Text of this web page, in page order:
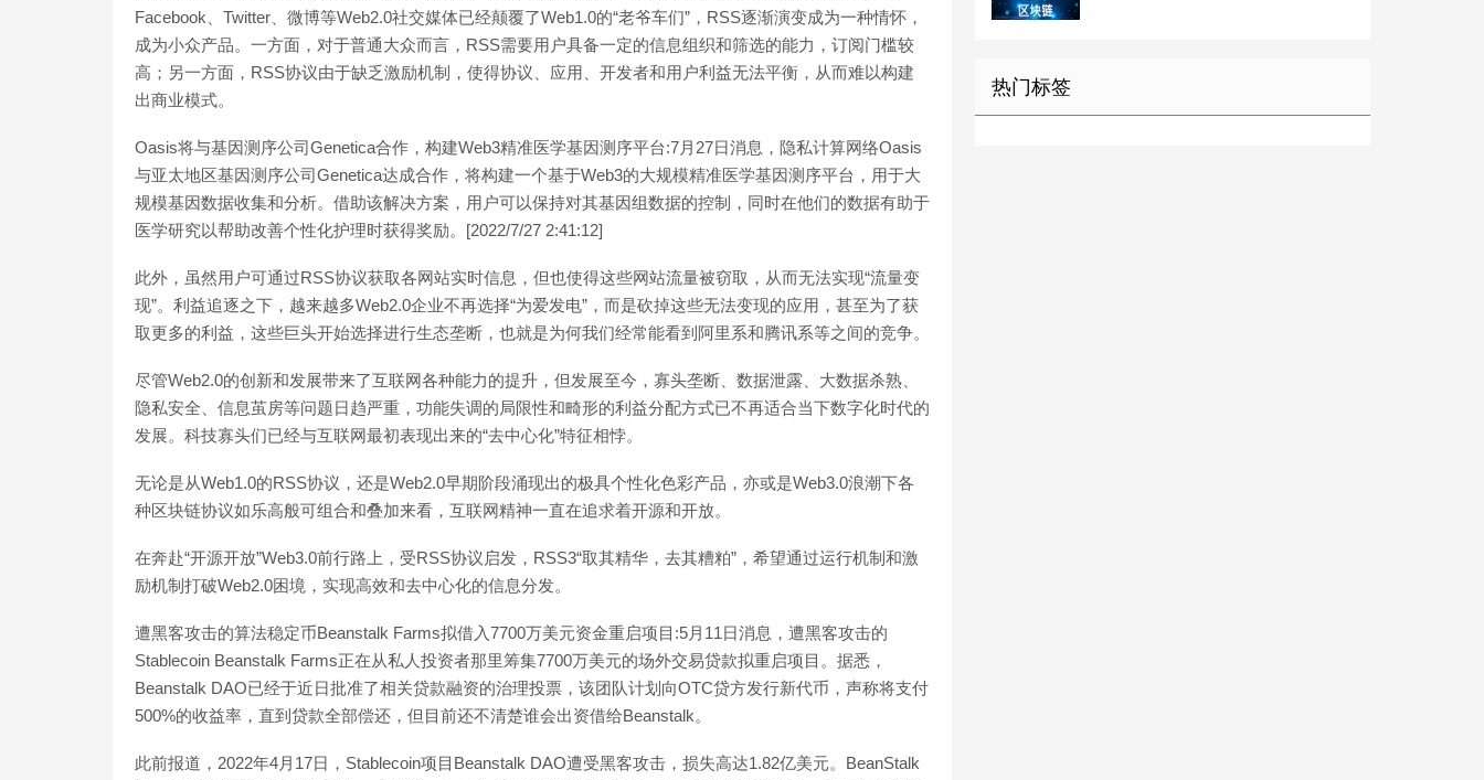
Facebook、Twitter、微博等Web2.0社交媒体已经颠覆了Web1.0的“老爷车们”，RSS逐渐演变成为一种情怀，
成为小众产品。一方面，对于普通大众而言，RSS需要用户具备一定的信息组织和筛选的能力，订阅门槛较
高；另一方面，RSS协议由于缺乏激励机制，使得协议、应用、开发者和用户利益无法平衡，从而难以构建
出商业模式。
Oasis将与基因测序公司Genetica合作，构建Web3精准医学基因测序平台:7月27日消息，隐私计算网络Oasis
与亚太地区基因测序公司Genetica达成合作，将构建一个基于Web3的大规模精准医学基因测序平台，用于大
规模基因数据收集和分析。借助该解决方案，用户可以保持对其基因组数据的控制，同时在他们的数据有助于
医学研究以帮助改善个性化护理时获得奖励。[2022/7/27 2:41:12]
此外，虽然用户可通过RSS协议获取各网站实时信息，但也使得这些网站流量被窃取，从而无法实现“流量变
现”。利益追逐之下，越来越多Web2.0企业不再选择“为爱发电”，而是砍掉这些无法变现的应用，甚至为了获
取更多的利益，这些巨头开始选择进行生态垄断，也就是为何我们经常能看到阿里系和腾讯系等之间的竞争。
尽管Web2.0的创新和发展带来了互联网各种能力的提升，但发展至今，寡头垄断、数据泄露、大数据杀熟、
隐私安全、信息茧房等问题日趋严重，功能失调的局限性和畸形的利益分配方式已不再适合当下数字化时代的
发展。科技寡头们已经与互联网最初表现出来的“去中心化”特征相悖。
无论是从Web1.0的RSS协议，还是Web2.0早期阶段涌现出的极具个性化色彩产品，亦或是Web3.0浪潮下各
种区块链协议如乐高般可组合和叠加来看，互联网精神一直在追求着开源和开放。
在奔赴“开源开放”Web3.0前行路上，受RSS协议启发，RSS3“取其精华，去其糟粕”，希望通过运行机制和激
励机制打破Web2.0困境，实现高效和去中心化的信息分发。
遭黑客攻击的算法稳定币Beanstalk Farms拟借入7700万美元资金重启项目:5月11日消息，遭黑客攻击的
Stablecoin Beanstalk Farms正在从私人投资者那里筹集7700万美元的场外交易贷款拟重启项目。据悉，
Beanstalk DAO已经于近日批准了相关贷款融资的治理投票，该团队计划向OTC贷方发行新代币，声称将支付
500%的收益率，直到贷款全部偿还，但目前还不清楚谁会出资借给Beanstalk。
此前报道，2022年4月17日，Stablecoin项目Beanstalk DAO遭受黑客攻击，损失高达1.82亿美元。BeanStalk
热门标签